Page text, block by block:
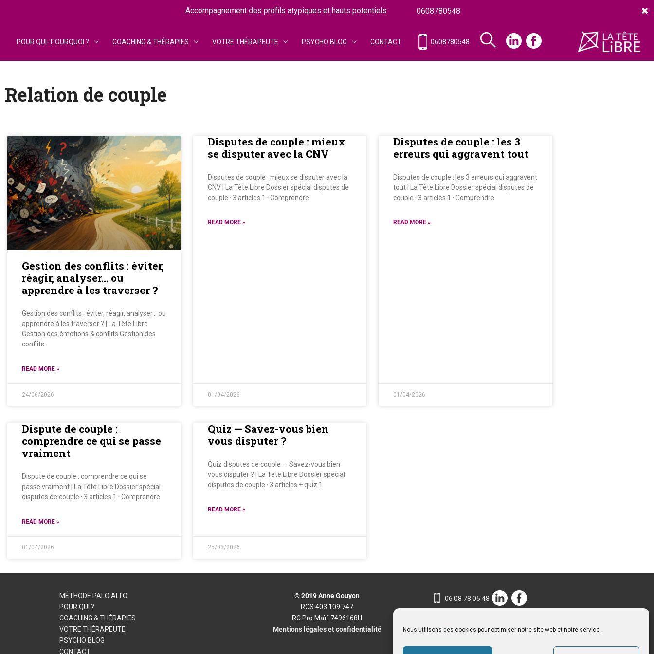
Nous utilisons des cookies pour optimiser notre site web et notre service.
POUR QUI- POURQUOI ? COACHING & THÉRAPIES VOTRE THÉRAPEUTE PSYCHO BLOG CONTACT 0608780548
Relation de couple
Gestion des conflits : éviter,
réagir, analyser… ou
apprendre à les traverser ?
Gestion des conflits : éviter, réagir, analyser… ou
apprendre à les traverser ? | La Tête Libre
Gestion des émotions & conflits Gestion des
conflits
READ MORE »
24/06/2026
Disputes de couple : mieux
se disputer avec la CNV
Disputes de couple : mieux se disputer avec la
CNV | La Tête Libre Dossier spécial disputes de
couple · 3 articles 1 · Comprendre
READ MORE »
01/04/2026
Disputes de couple : les 3
erreurs qui aggravent tout
Disputes de couple : les 3 erreurs qui aggravent
tout | La Tête Libre Dossier spécial disputes de
couple · 3 articles 1 · Comprendre
READ MORE »
01/04/2026
Dispute de couple :
comprendre ce qui se passe
vraiment
Dispute de couple : comprendre ce qui se
passe vraiment | La Tête Libre Dossier spécial
disputes de couple · 3 articles 1 · Comprendre
READ MORE »
01/04/2026
Quiz — Savez-vous bien
vous disputer ?
Quiz disputes de couple — Savez-vous bien
vous disputer ? | La Tête Libre Dossier spécial
disputes de couple · 3 articles + quiz 1
READ MORE »
25/03/2026
MÉTHODE PALO ALTO
POUR QUI ?
COACHING & THÉRAPIES
VOTRE THÉRAPEUTE
PSYCHO BLOG
CONTACT
© 2019 Anne Gouyon
RCS 403 109 747
RC Pro Maïf 7496168H
Mentions légales et confidentialité
06 08 78 05 48
Accompagnement des profils atypiques et hauts potentiels 0608780548